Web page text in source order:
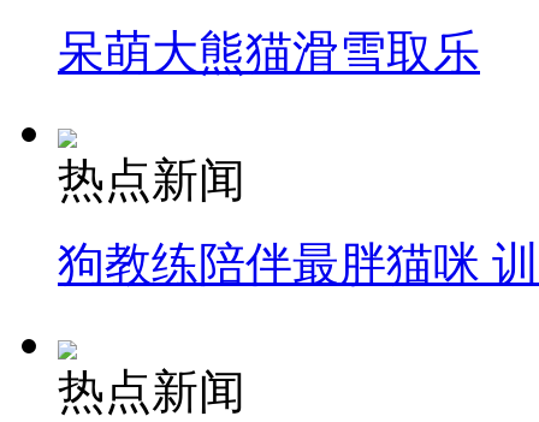
呆萌大熊猫滑雪取乐
热点新闻
狗教练陪伴最胖猫咪
热点新闻